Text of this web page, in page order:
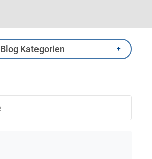
Blog Kategorien